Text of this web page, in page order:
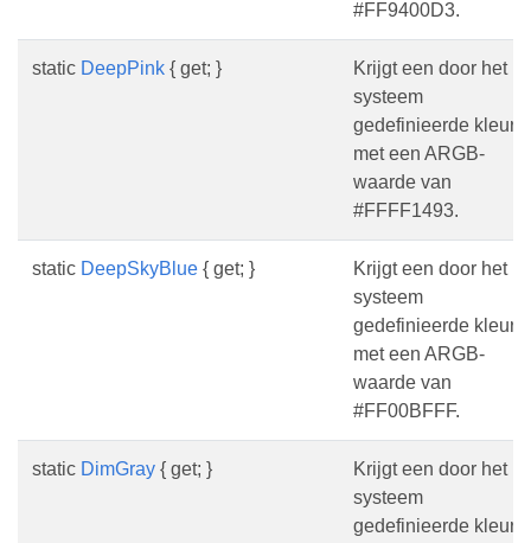
#FF9400D3.
static DeepPink { get; }
Krijgt een door het
systeem
gedefinieerde kleur
met een ARGB-
waarde van
#FFFF1493.
static DeepSkyBlue { get; }
Krijgt een door het
systeem
gedefinieerde kleur
met een ARGB-
waarde van
#FF00BFFF.
static DimGray { get; }
Krijgt een door het
systeem
gedefinieerde kleur